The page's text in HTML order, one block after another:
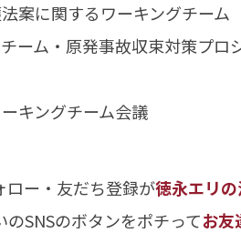
案に関するワーキングチーム
ーム・原発事故収束対策プロ
キングチーム会議
ロー・友だち登録が徳永エリ
のSNSのボタンをポチってお友